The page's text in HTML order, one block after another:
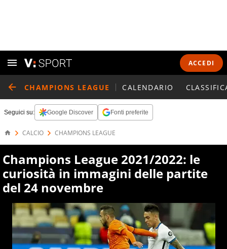
ACCEDI
CHAMPIONS LEAGUE CALENDARIO
Seguici su: Google Discover Fonti preferite
CALCIO CHAMPIONS LEAGUE
Champions League 2021/2022: le
curiosità in immagini delle partite
del 24 novembre